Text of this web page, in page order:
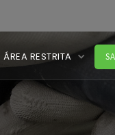
ÁREA RESTRITA